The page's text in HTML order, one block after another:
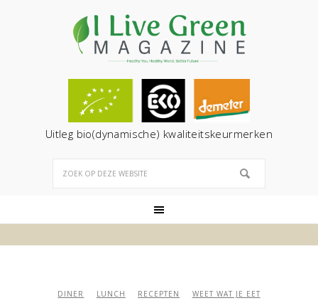
Uitleg bio(dynamische) kwaliteitskeurmerken
DINER LUNCH RECEPTEN WEET WAT JE EET